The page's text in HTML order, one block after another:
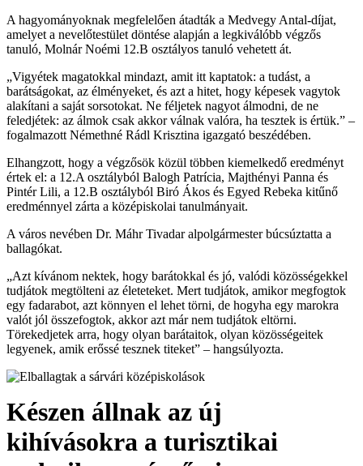
A hagyományoknak megfelelően átadták a Medvegy Antal-díjat,
amelyet a nevelőtestület döntése alapján a legkiválóbb végzős
tanuló, Molnár Noémi 12.B osztályos tanuló vehetett át.
„Vigyétek magatokkal mindazt, amit itt kaptatok: a tudást, a
barátságokat, az élményeket, és azt a hitet, hogy képesek vagytok
alakítani a saját sorsotokat. Ne féljetek nagyot álmodni, de ne
feledjétek: az álmok csak akkor válnak valóra, ha tesztek is értük.” –
fogalmazott Némethné Rádl Krisztina igazgató beszédében.
Elhangzott, hogy a végzősök közül többen kiemelkedő eredményt
értek el: a 12.A osztályból Balogh Patrícia, Majthényi Panna és
Pintér Lili, a 12.B osztályból Biró Ákos és Egyed Rebeka kitűnő
eredménnyel zárta a középiskolai tanulmányait.
A város nevében Dr. Máhr Tivadar alpolgármester búcsúztatta a
ballagókat.
„Azt kívánom nektek, hogy barátokkal és jó, valódi közösségekkel
tudjátok megtölteni az életeteket. Mert tudjátok, amikor megfogtok
egy fadarabot, azt könnyen el lehet törni, de hogyha egy marokra
valót jól összefogtok, akkor azt már nem tudjátok eltörni.
Törekedjetek arra, hogy olyan barátaitok, olyan közösségeitek
legyenek, amik erőssé tesznek titeket” – hangsúlyozta.
Készen állnak az új
kihívásokra a turisztikai